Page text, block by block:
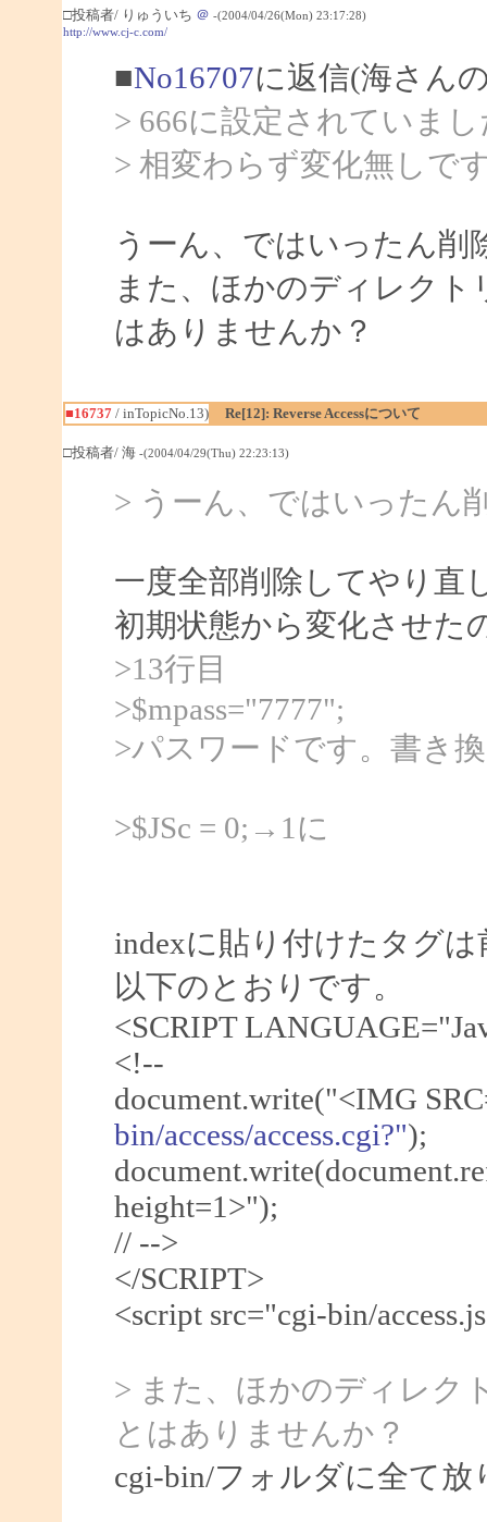
□投稿者/ りゅういち ＠ -(2004/04/26(Mon) 23:17:28)
http://www.cj-c.com/
■No16707に返信(海さん
> 666に設定されていま
> 相変わらず変化無しで
うーん、ではいったん削
また、ほかのディレク
はありませんか？
■16737/ inTopicNo.13) Re[12]: Reverse Accessについて
□投稿者/ 海 -(2004/04/29(Thu) 22:23:13)
> うーん、ではいったん
一度全部削除してやり直
初期状態から変化させた
>13行目
>$mpass="7777";
>パスワードです。書き
>$JSc = 0;→1に
indexに貼り付けたタグ
以下のとおりです。
<SCRIPT
<!--
document.write("<IMG
bin/access/access.cgi?");
height=1>");
// -->
</SCRIPT>
<script src="cgi-bin/
> また、ほかのディレク
とはありませんか？
cgi-bin/フォルダに全て